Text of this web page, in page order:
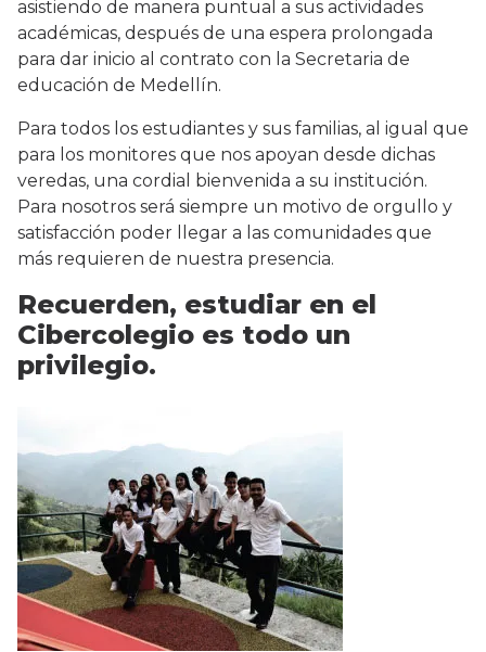
asistiendo de manera puntual a sus actividades
académicas, después de una espera prolongada
para dar inicio al contrato con la Secretaria de
educación de Medellín.
Para todos los estudiantes y sus familias, al igual que
para los monitores que nos apoyan desde dichas
veredas, una cordial bienvenida a su institución.
Para nosotros será siempre un motivo de orgullo y
satisfacción poder llegar a las comunidades que
más requieren de nuestra presencia.
Recuerden, estudiar en el
Cibercolegio es todo un
privilegio.